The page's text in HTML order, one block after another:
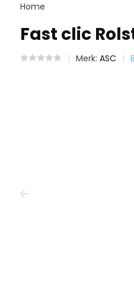
Home
Fast clic
Merk: ASC